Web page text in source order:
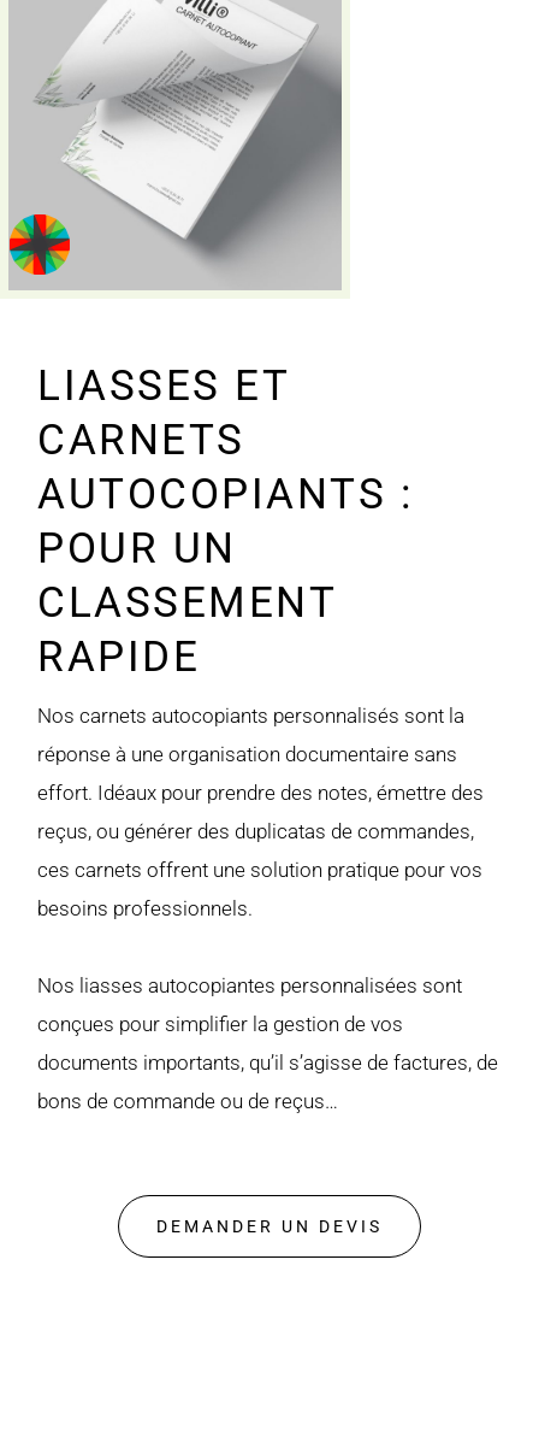
LIASSES ET
CARNETS
AUTOCOPIANTS :
POUR UN
CLASSEMENT
RAPIDE
Nos carnets autocopiants personnalisés sont la
réponse à une organisation documentaire sans
effort. Idéaux pour prendre des notes, émettre des
reçus, ou générer des duplicatas de commandes,
ces carnets offrent une solution pratique pour vos
besoins professionnels.
Nos liasses autocopiantes personnalisées sont
conçues pour simplifier la gestion de vos
documents importants, qu’il s’agisse de factures, de
bons de commande ou de reçus…
DEMANDER UN DEVIS